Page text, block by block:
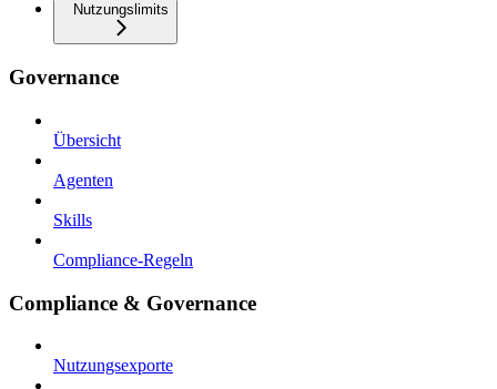
Nutzungslimits
Governance
Übersicht
Agenten
Skills
Compliance-Regeln
Compliance & Governance
Nutzungsexporte